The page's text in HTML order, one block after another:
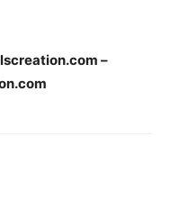
–